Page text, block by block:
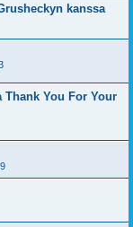
kanssa
Thank You For Your